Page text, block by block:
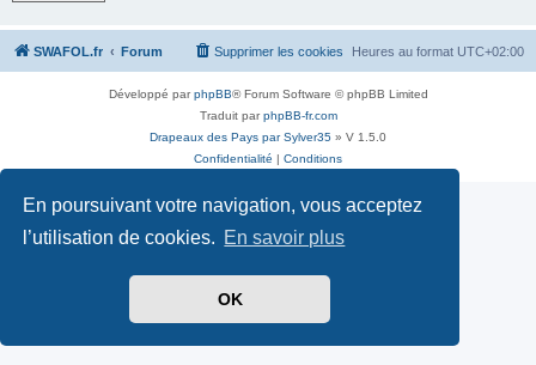
En poursuivant votre navigation, vous acceptez
l’utilisation de cookies. En savoir plus
OK
SWAFOL.fr Forum Heures au format UTC+02:00
Supprimer les cookies
Développé parphpBB® Forum Software © phpBB Limited
Traduit parphpBB-fr.com
Drapeaux des Pays par Sylver35 » V 1.5.0
Confidentialité | Conditions